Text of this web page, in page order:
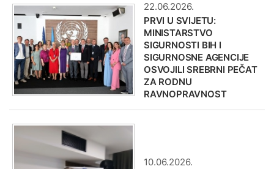
22.06.2026.
PRVI U SVIJETU:
MINISTARSTVO
SIGURNOSTI BIH I
SIGURNOSNE AGENCIJE
OSVOJILI SREBRNI PEČAT
ZA RODNU
RAVNOPRAVNOST
10.06.2026.